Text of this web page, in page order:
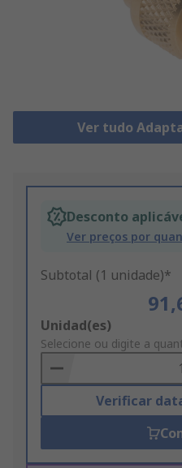
Ver tudo
Desconto
Ver preços por
Subtotal (1 unidade)*
Add
to
Basket
Unidad(es)
Selecione ou digite a
Verificar